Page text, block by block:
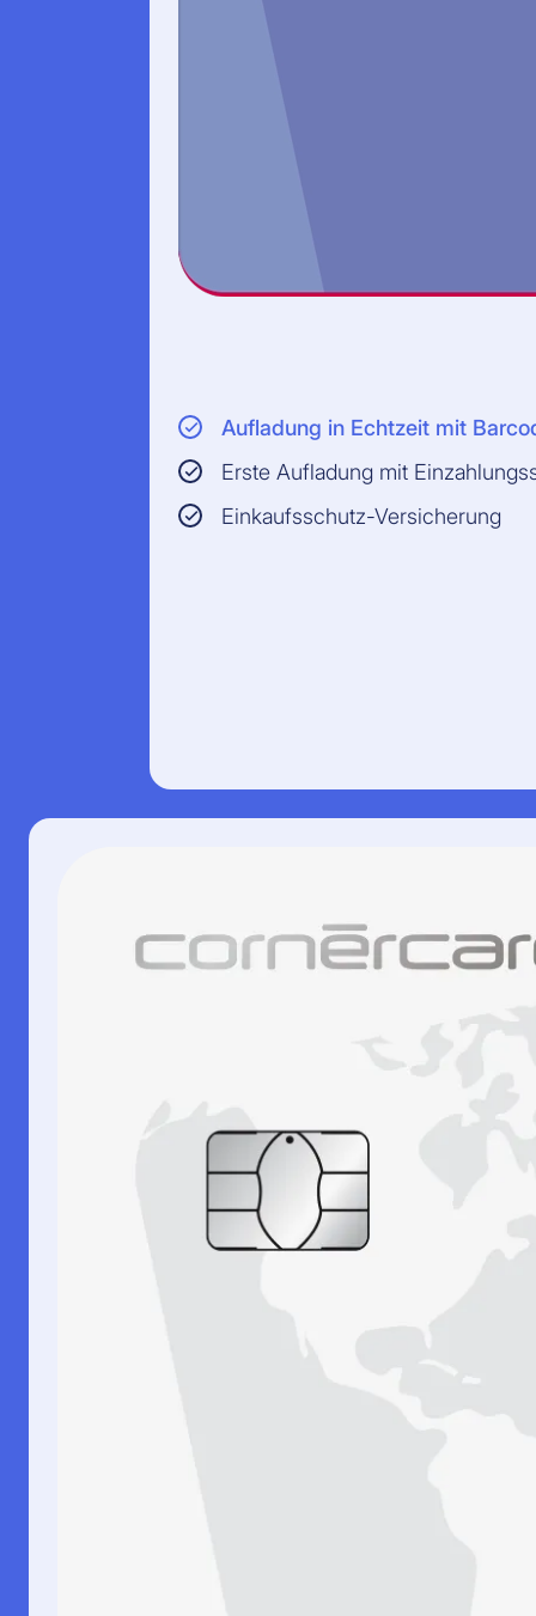
Aufladung in Echtzeit mit
Erste Aufladung mit
Einkaufsschutz-Versicherung